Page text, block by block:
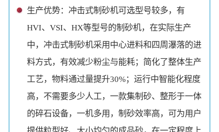
生产优势：冲击式制砂机可选型号较多，有
HVI、VSI、HX等型号的制砂机，在实际生产
中，冲击式制砂机采用中心进料和四周瀑落的进
料方式，有效减少粉尘与能耗；简化了整体生产
工艺，物料通过量提升30%；运行中智能化程度
高，不需要多少人工，一款集制砂、整形于一体
的碎石设备，一机多用，制砂效率高，可为用户